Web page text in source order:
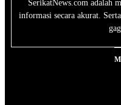
SerikatNews.com adalah
informasi secara akurat.